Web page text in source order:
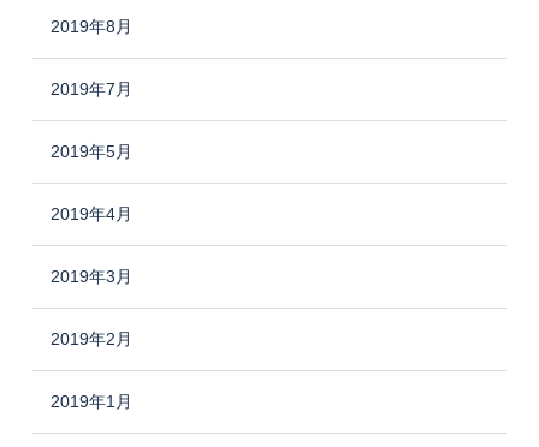
2019年8月
2019年7月
2019年5月
2019年4月
2019年3月
2019年2月
2019年1月